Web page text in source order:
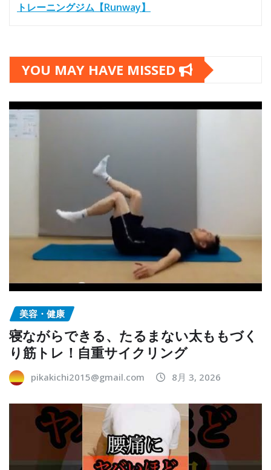
トレーニングジム【Runway】
YOU MAY HAVE MISSED
美容・健康
寝ながらできる、たるまない太ももづく
り筋トレ！自重サイクリング
pikakichi2015@gmail.com 8月 3, 2026